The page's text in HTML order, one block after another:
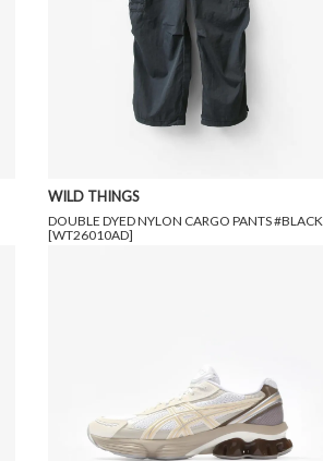
WILD THINGS
DOUBLE DYED NYLON CARGO PANTS #BLACK
[WT26010AD]